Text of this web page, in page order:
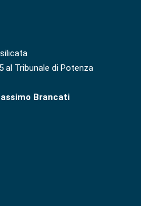
al Tribunale di Potenza
Brancati